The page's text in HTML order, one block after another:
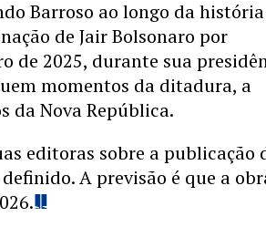
Barroso ao longo da
de Jair Bolsonaro por
de 2025, durante sua
momentos da ditadura, a
da Nova República.
editoras sobre a publicação
A previsão é que a